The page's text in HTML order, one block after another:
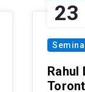
23
Rahul